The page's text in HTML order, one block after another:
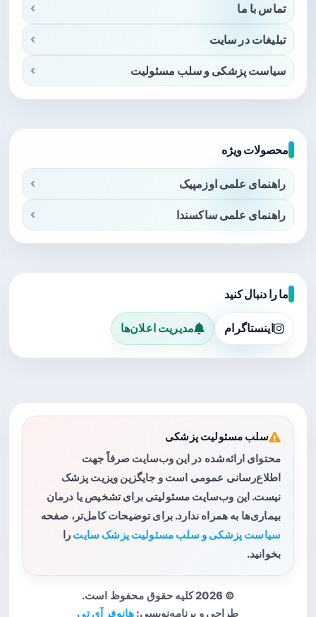
تماس با ما
تبلیغات در سایت
سیاست پزشکی و سلب مسئولیت
محصولات ویژه
راهنمای علمی اوزمپیک
راهنمای علمی ساکسندا
ما را دنبال کنید
اینستاگرام مدیریت اعلان‌ها
سلب مسئولیت پزشکی
محتوای ارائه‌شده در این وب‌سایت صرفاً جهت
اطلاع‌رسانی عمومی است و جایگزین ویزیت پزشک
نیست. این وب‌سایت مسئولیتی برای تشخیص یا درمان
بیماری‌ها به همراه ندارد. برای توضیحات کامل‌تر، صفحه
سیاست پزشکی و سلب مسئولیت پزشک سایت را
بخوانید.
© 2026 کلیه حقوق محفوظ است.
طراحی و برنامه‌نویسی: هانوفر آی تی